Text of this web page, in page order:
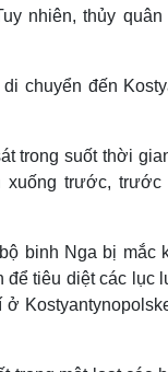
nhiên, thủy
chuyển đến
trong suốt thời
trước,
binh Nga bị mắc
để tiêu diệt các